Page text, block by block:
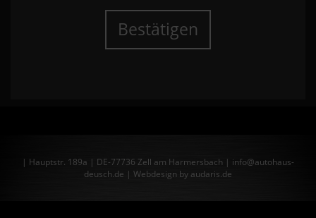
Bestätigen
| Hauptstr. 189a | DE-77736 Zell am Harmersbach | info@autohaus-
deusch.de | Webdesign by audaris.de